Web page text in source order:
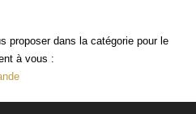
CLIENTS
proposer dans la catégorie pour le
à vous :